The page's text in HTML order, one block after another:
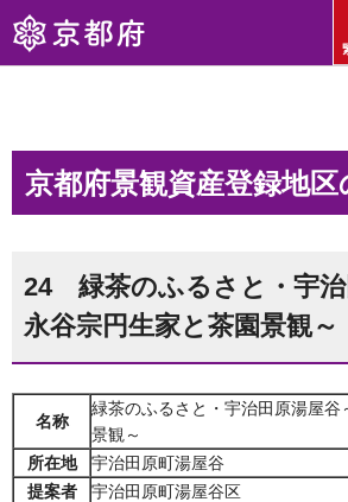
京都府
京都府景観資産登録地区
24 緑茶のふるさと・宇治
永谷宗円生家と茶園景観～
名称
緑茶のふるさと・宇治田原湯屋谷
景観～
所在地
宇治田原町湯屋谷
提案者
宇治田原町湯屋谷区